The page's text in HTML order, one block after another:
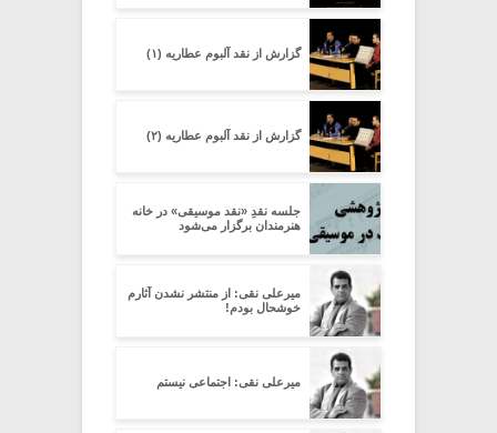
گزارش از نقد آلبوم عطاریه (۱)
گزارش از نقد آلبوم عطاریه (۲)
جلسه نقدِ «نقد موسیقی» در خانه
هنرمندان برگزار می‌شود
میرعلی نقی: از منتشر نشدن آثارم
خوشحال بودم!
میرعلی نقی: اجتماعی نیستم